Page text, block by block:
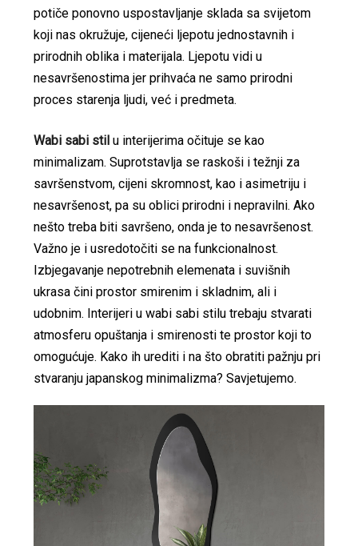
potiče ponovno uspostavljanje sklada sa svijetom
koji nas okružuje, cijeneći ljepotu jednostavnih i
prirodnih oblika i materijala. Ljepotu vidi u
nesavršenostima jer prihvaća ne samo prirodni
proces starenja ljudi, već i predmeta.
Wabi sabi stil u interijerima očituje se kao
minimalizam. Suprotstavlja se raskoši i težnji za
savršenstvom, cijeni skromnost, kao i asimetriju i
nesavršenost, pa su oblici prirodni i nepravilni. Ako
nešto treba biti savršeno, onda je to nesavršenost.
Važno je i usredotočiti se na funkcionalnost.
Izbjegavanje nepotrebnih elemenata i suvišnih
ukrasa čini prostor smirenim i skladnim, ali i
udobnim. Interijeri u wabi sabi stilu trebaju stvarati
atmosferu opuštanja i smirenosti te prostor koji to
omogućuje. Kako ih urediti i na što obratiti pažnju pri
stvaranju japanskog minimalizma? Savjetujemo.